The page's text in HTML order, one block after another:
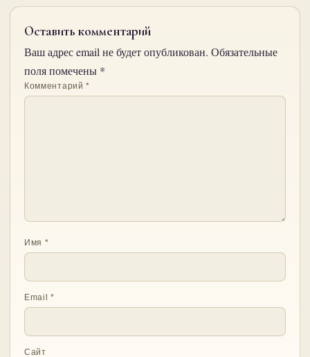
Оставить комментарий
Ваш адрес email не будет опубликован. Обязательные
поля помечены *
Комментарий*
Имя *
Email*
Сайт